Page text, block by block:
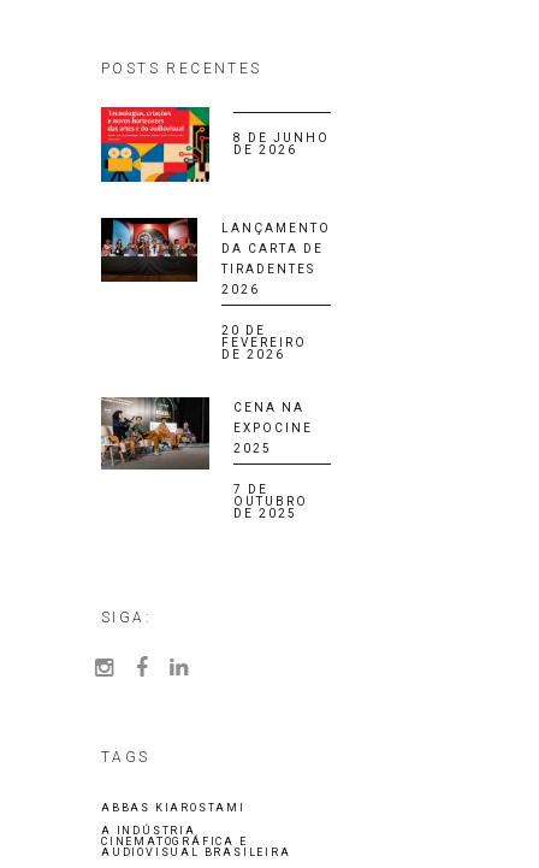
POSTS RECENTES
8 DE JUNHO
DE 2026
LANÇAMENTO
DA CARTA DE
TIRADENTES
2026
20 DE
FEVEREIRO
DE 2026
CENA NA
EXPOCINE
2025
7 DE
OUTUBRO
DE 2025
SIGA:
TAGS
ABBAS KIAROSTAMI
A INDÚSTRIA
CINEMATOGRÁFICA E
AUDIOVISUAL BRASILEIRA